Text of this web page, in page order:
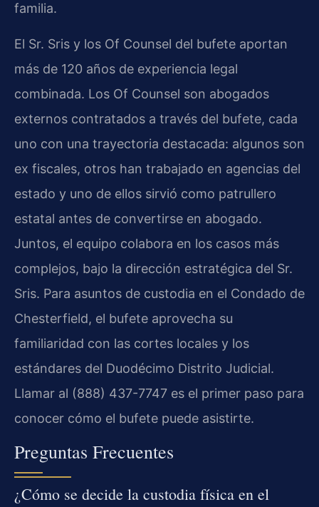
familia.
El Sr. Sris y los Of Counsel del bufete aportan
más de 120 años de experiencia legal
combinada. Los Of Counsel son abogados
externos contratados a través del bufete, cada
uno con una trayectoria destacada: algunos son
ex fiscales, otros han trabajado en agencias del
estado y uno de ellos sirvió como patrullero
estatal antes de convertirse en abogado.
Juntos, el equipo colabora en los casos más
complejos, bajo la dirección estratégica del Sr.
Sris. Para asuntos de custodia en el Condado de
Chesterfield, el bufete aprovecha su
familiaridad con las cortes locales y los
estándares del Duodécimo Distrito Judicial.
Llamar al (888) 437-7747 es el primer paso para
conocer cómo el bufete puede asistirte.
Preguntas Frecuentes
¿Cómo se decide la custodia física en el